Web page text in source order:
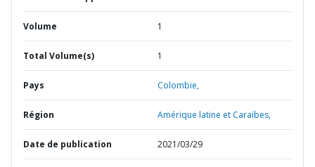
Volume 1
Total Volume(s) 1
Pays Colombie,
Région Amérique latine et Caraïbes,
Date de publication 2021/03/29